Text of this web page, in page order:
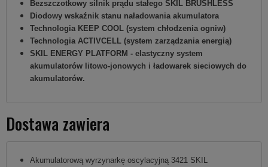
Bezszczotkowy silnik prądu stałego SKIL BRUSHLESS
Diodowy wskaźnik stanu naładowania akumulatora
Technologia KEEP COOL (system chłodzenia ogniw)
Technologia ACTIVCELL (system zarządzania energią)
SKIL ENERGY PLATFORM - elastyczny system
akumulatorów litowo-jonowych i ładowarek sieciowych do
akumulatorów.
Dostawa zawiera
Akumulatorową wyrzynarkę oscylacyjną 3421 SKIL